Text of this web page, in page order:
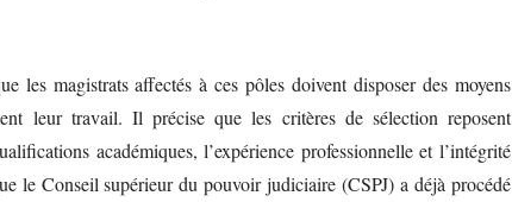
les magistrats affectés à ces pôles doivent disposer des moyens
leur travail. Il précise que les critères de sélection reposent
académiques, l’expérience professionnelle et l’intégrité
le Conseil supérieur du pouvoir judiciaire (CSPJ) a déjà procédé